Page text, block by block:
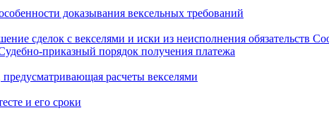
доказывания вексельных требований
сделок с векселями и иски из неисполнения обязательств
приказный порядок получения платежа
расчеты векселями
и его сроки